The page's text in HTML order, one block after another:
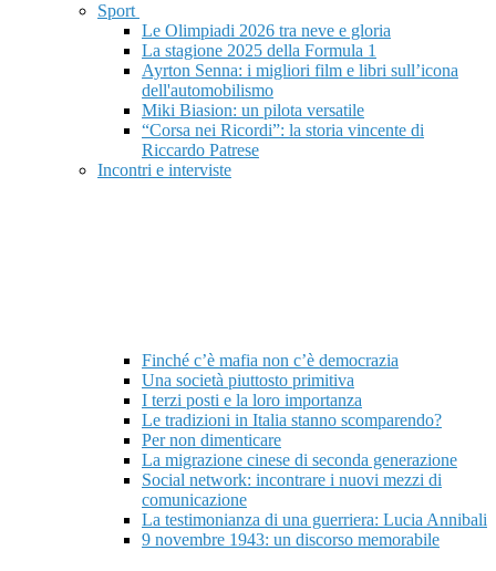
Sport
Le Olimpiadi 2026 tra neve e gloria
La stagione 2025 della Formula 1
Ayrton Senna: i migliori film e libri sull’icona
dell'automobilismo
Miki Biasion: un pilota versatile
“Corsa nei Ricordi”: la storia vincente di
Riccardo Patrese
Incontri e interviste
Finché c’è mafia non c’è democrazia
Una società piuttosto primitiva
I terzi posti e la loro importanza
Le tradizioni in Italia stanno scomparendo?
Per non dimenticare
La migrazione cinese di seconda generazione
Social network: incontrare i nuovi mezzi di
comunicazione
La testimonianza di una guerriera: Lucia Annibali
9 novembre 1943: un discorso memorabile